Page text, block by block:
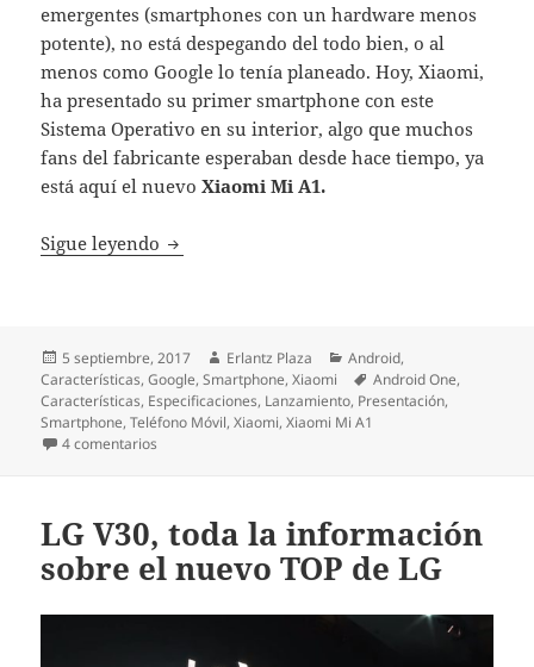
emergentes (smartphones con un hardware menos
potente), no está despegando del todo bien, o al
menos como Google lo tenía planeado. Hoy, Xiaomi,
ha presentado su primer smartphone con este
Sistema Operativo en su interior, algo que muchos
fans del fabricante esperaban desde hace tiempo, ya
está aquí el nuevoXiaomi Mi A1.
Sigue leyendo Xiaomi presenta su primer smartphone
Publicado
el
5 septiembre, 2017 Autor
Erlantz Plaza Categorías
Android,
Características,Google,Smartphone,Xiaomi Etiquetas
Android One,
Características, Especificaciones, Lanzamiento, Presentación,
Smartphone,Teléfono Móvil,Xiaomi,Xiaomi Mi A1
4 comentarios
LG V30, toda la información
sobre el nuevo TOP de LG